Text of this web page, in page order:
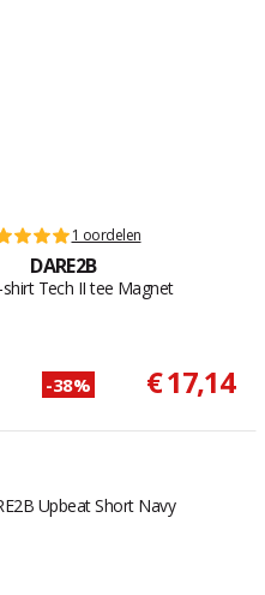
1 oordelen
DARE2B
shirt Tech II tee Magnet
-38% € 17,14